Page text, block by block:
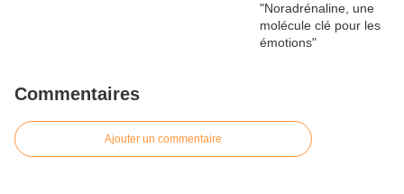
Commentaires
Ajouter un commentaire